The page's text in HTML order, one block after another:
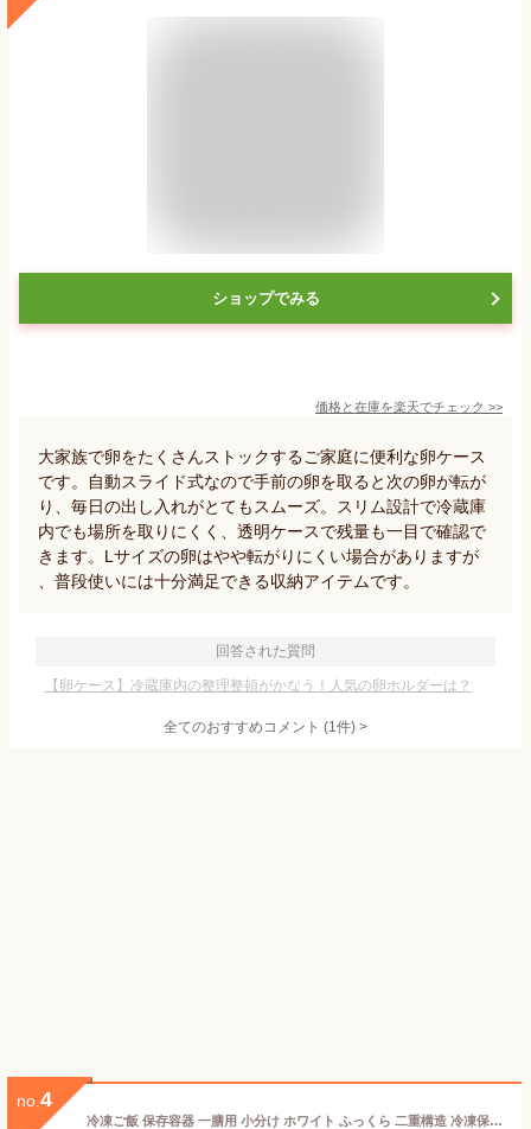
ショップでみる
価格と在庫を楽天でチェック >>
大家族で卵をたくさんストックするご家庭に便利な卵ケース
です。自動スライド式なので手前の卵を取ると次の卵が転が
り、毎日の出し入れがとてもスムーズ。スリム設計で冷蔵庫
内でも場所を取りにくく、透明ケースで残量も一目で確認で
きます。Lサイズの卵はやや転がりにくい場合がありますが
、普段使いには十分満足できる収納アイテムです。
回答された質問
【卵ケース】冷蔵庫内の整理整頓がかなう！人気の卵ホルダーは？
全てのおすすめコメント (1件) >
no. 4
冷凍ご飯 保存容器 一膳用 小分け ホワイト ふっくら 二重構造 冷凍保存 レンジ加熱 食器洗い対応 乾燥機対応 蓋をしたまま電子レンジOK 蒸気弁付 作り置き ご飯 ごはん【☆60】/冷凍ごはん容器